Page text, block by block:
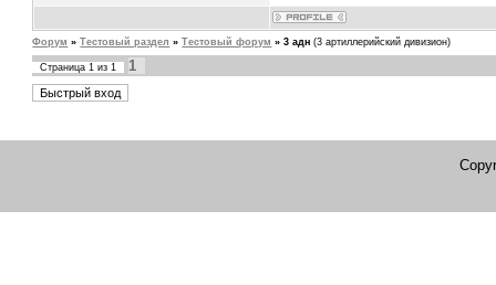
Форум » Тестовый раздел » Тестовый форум » 3 адн (3 артиллерийский дивизион)
Страница1 из1 1